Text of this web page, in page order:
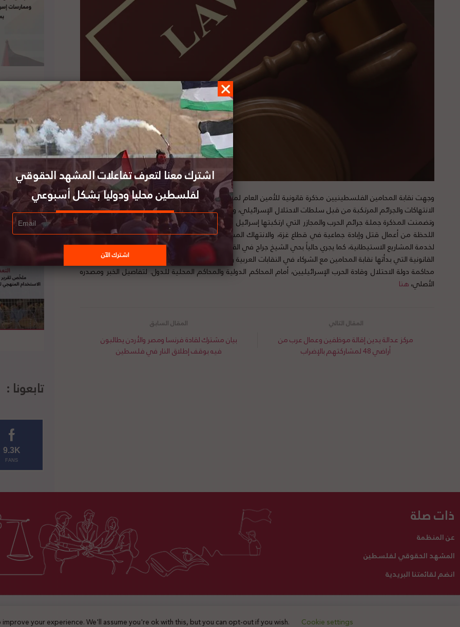
وجهت نقابة المحامين الفلسطينيين مذكرة قانونية للأمين العام لمنظمة الأمم المتحدة أنطونيو غوتيريش، حول جملة
الانتهاكات والجرائم المرتكبة من قبل سلطات الاحتلال الإسرائيلي، وطالبت المنظمة بتحمل مسؤولياتها القانونية حيالها.
وتضمنت المذكرة جملة جرائم الحرب والمجازر التي ارتكبتها إسرائيل بحق المدنيين الفلسطينيين. لا سيما ما يجري حتى
اللحظة من أعمال قتل وإبادة جماعية في قطاع غزة، والانتهاك المستمر للأماكن المقدسة وتطويع القضاء الاسرائيلي
لخدمة المشاريع الاستيطانية، كما يجري حالياً بحي الشيخ جراح في القدس.
وتأتي هذه المذكرة في إطار سلسلة الخطوات
القانونية التي بدأتها نقابة المحامين مع الشركاء في النقابات العربية والدولية، لتوثيق جرائم الحرب الاسرائيلية، وصولاً الى
محاكمة دولة الاحتلال وقادة الحرب الإسرائيليين، أمام المحاكم الدولية والمحاكم المحلية للدول. لتفاصيل الخبر ومصدره
الأصلي،هنا
بيان مشترك لقادة فرنسا ومصر والأردن يطالبون
فيه بوقف إطلاق النار في فلسطين
مركز عدالة يدين إقالة موظفين وعمال عرب من
أراضي 48 لمشاركتهم بالإضراب
تابعونا :
9.3K
FANS
ذات صلة
عن المنظمة
المشهد الحقوقي لفلسطين
انضم لقائمتنا البريدية
اتصل بنا تبرع لنا 2025 © جميع الحقوق محفوظة
your experience. We'll assume you're ok with this, but you can opt-out if you wish. Cookie settings
اشترك معنا لتعرف تفاعلات المشهد الحقوقي
لفلسطين محليا ودوليا بشكل أسبوعي